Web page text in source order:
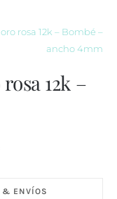
rosa 12k – Bombé –
ancho 4mm
12k –
& ENVÍOS